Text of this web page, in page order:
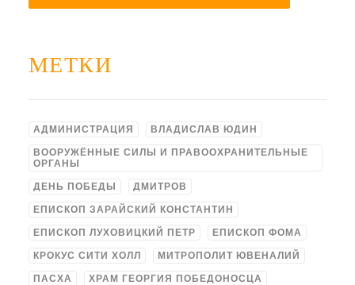
МЕТКИ
АДМИНИСТРАЦИЯ ВЛАДИСЛАВ ЮДИН
ВООРУЖЁННЫЕ СИЛЫ И ПРАВООХРАНИТЕЛЬНЫЕ
ОРГАНЫ
ДЕНЬ ПОБЕДЫ ДМИТРОВ
ЕПИСКОП ЗАРАЙСКИЙ КОНСТАНТИН
ЕПИСКОП ЛУХОВИЦКИЙ ПЕТР ЕПИСКОП ФОМА
КРОКУС СИТИ ХОЛЛ МИТРОПОЛИТ ЮВЕНАЛИЙ
ПАСХА ХРАМ ГЕОРГИЯ ПОБЕДОНОСЦА